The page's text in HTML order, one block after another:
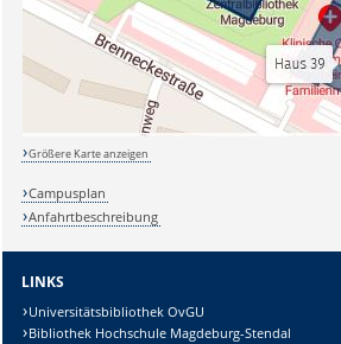
Größere Karte anzeigen
Campusplan
Anfahrtbeschreibung
LINKS
Universitätsbibliothek OvGU
Bibliothek Hochschule Magdeburg-Stendal